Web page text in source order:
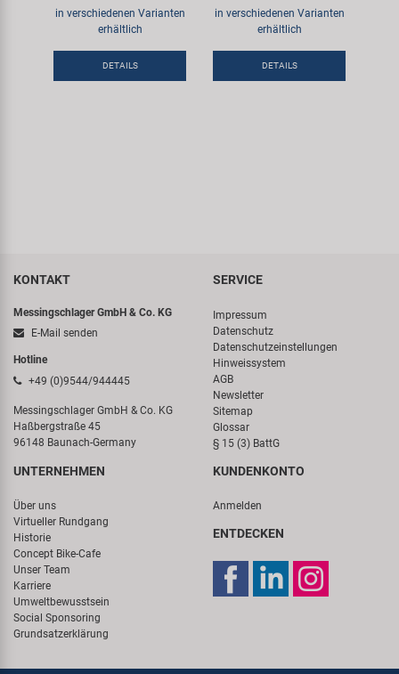
in verschiedenen Varianten
erhältlich
DETAILS
in verschiedenen Varianten
erhältlich
DETAILS
KONTAKT
Messingschlager GmbH & Co. KG
E-Mail senden
Hotline
+49 (0)9544/944445
Messingschlager GmbH & Co. KG
Haßbergstraße 45
96148 Baunach-Germany
SERVICE
Impressum
Datenschutz
Datenschutzeinstellungen
Hinweissystem
AGB
Newsletter
Sitemap
Glossar
§ 15 (3) BattG
UNTERNEHMEN
Über uns
Virtueller Rundgang
Historie
Concept Bike-Cafe
Unser Team
Karriere
Umweltbewusstsein
Social Sponsoring
Grundsatzerklärung
KUNDENKONTO
Anmelden
ENTDECKEN